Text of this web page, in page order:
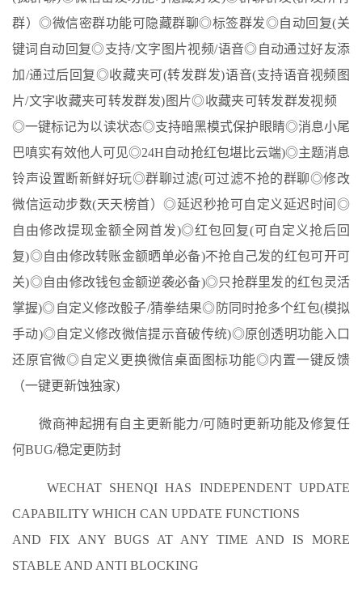
群）◎微信密群功能可隐藏群聊◎标签群发◎自动回复(关
键词自动回复◎支持/文字图片视频/语音◎自动通过好友添
加/通过后回复◎收藏夹可(转发群发)语音(支持语音视频图
片/文字收藏夹可转发群发)图片◎收藏夹可转发群发视频
◎一键标记为以读状态◎支持暗黑模式保护眼睛◎消息小尾
巴嗔实有效他人可见◎24H自动抢红包堪比云端)◎主题消息
铃声设置断新鲜好玩◎群聊过滤(可过滤不抢的群聊◎修改
微信运动步数(天天榜首）◎延迟秒抢可自定义延迟时间◎
自由修改提现金额全网首发)◎红包回复(可自定义抢后回
复)◎自由修改转账金额晒单必备)不抢自己发的红包可开可
关)◎自由修改钱包金额逆袭必备)◎只抢群里发的红包灵活
掌握)◎自定义修改骰子/猜拳结果◎防同时抢多个红包(模拟
手动)◎自定义修改微信提示音破传统)◎原创透明功能入口
还原官微◎自定义更换微信桌面图标功能◎内置一键反馈
（一键更新蚀独家)
微商神起拥有自主更新能力/可随时更新功能及修复任
何BUG/稳定更防封
WECHAT SHENQI HAS INDEPENDENT UPDATE
CAPABILITY WHICH CAN UPDATE FUNCTIONS
AND FIX ANY BUGS AT ANY TIME AND IS MORE
STABLE AND ANTI BLOCKING